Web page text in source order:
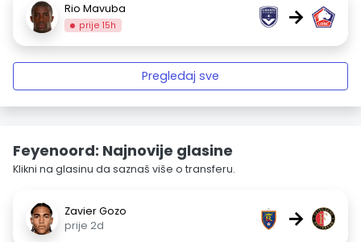
Rio Mavuba
prije 15h →
Pregledaj sve
Feyenoord: Najnovije glasine
Klikni na glasinu da saznaš više o transferu.
Zavier Gozo
prije 2d
→